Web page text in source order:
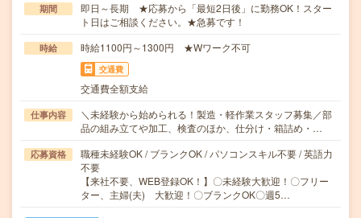
期間
即日～長期 ★応募から「最短2日後」に勤務OK！スター
ト日はご相談ください。★急募です！
時給 時給1100円～1300円 ★Wワーク不可
交通費
交通費全額支給
仕事内容
＼未経験から始められる！製造・軽作業スタッフ募集／部
品の組み立てや加工、検査のほか、仕分け・箱詰め・…
応募資格
職種未経験OK / ブランクOK / パソコンスキル不要 / 英語力
不要
【来社不要、WEB登録OK！】〇未経験大歓迎！〇フリー
ター、主婦(夫) 大歓迎！〇ブランクOK〇週5…